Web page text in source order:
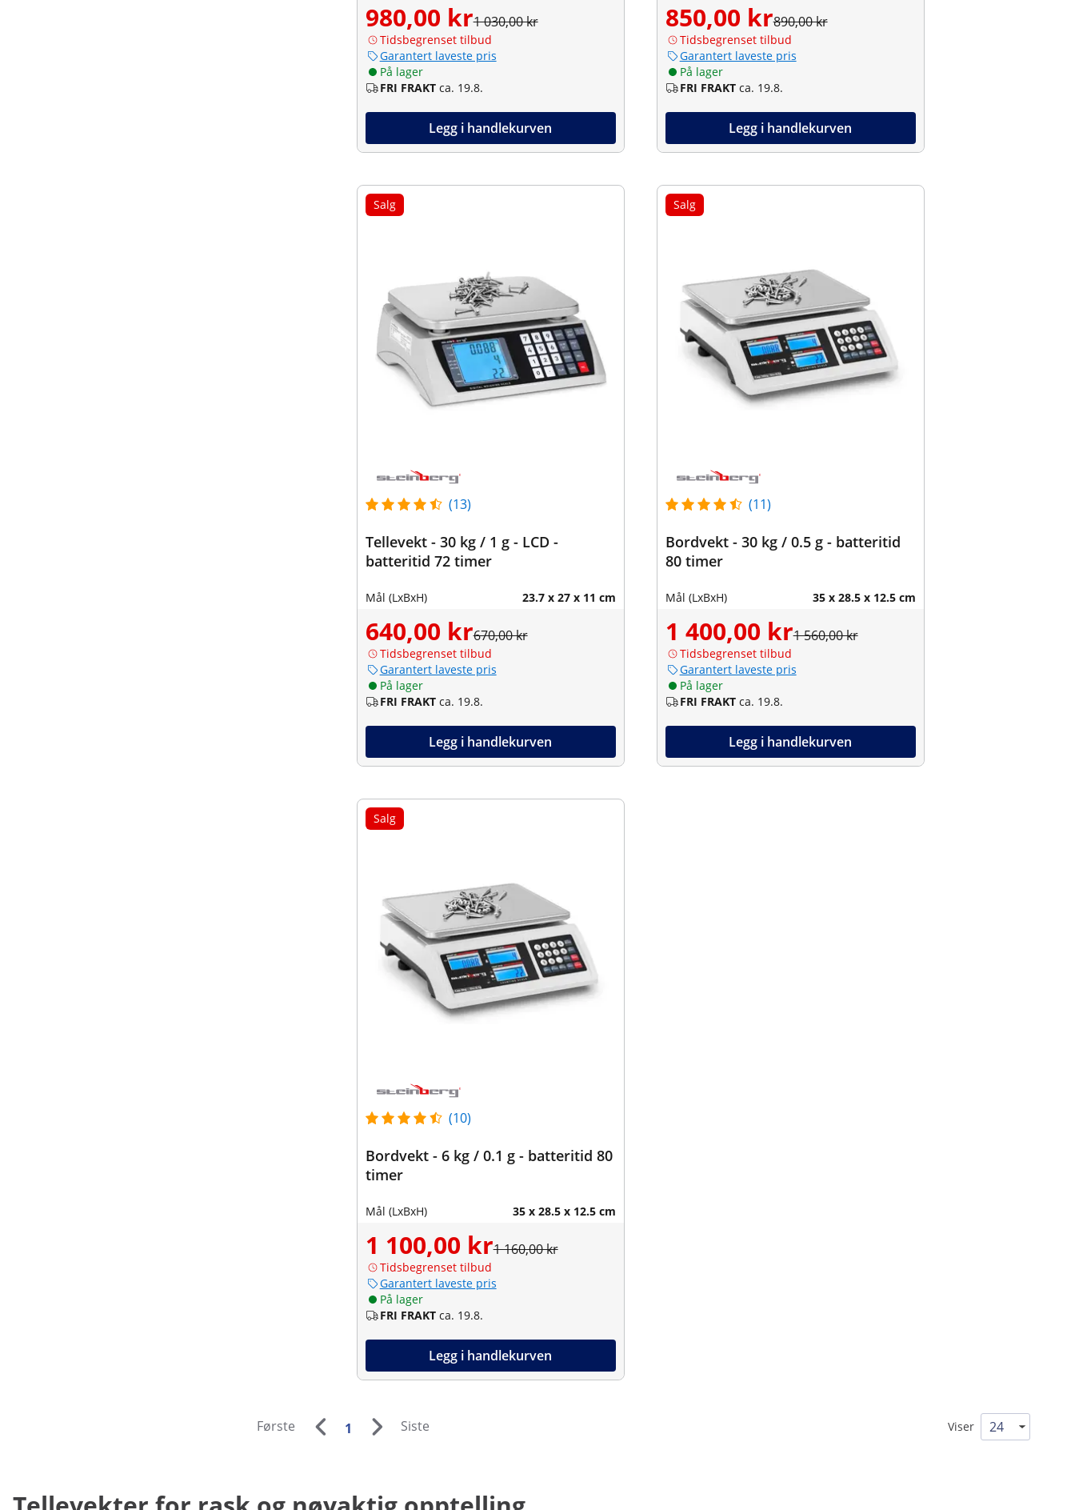
980,00 kr1 030,00 kr
Tidsbegrenset tilbud
Garantert laveste pris
På lager
FRI FRAKT ca. 19.8.
Legg i handlekurven
850,00 kr890,00 kr
Tidsbegrenset tilbud
Garantert laveste pris
På lager
FRI FRAKT ca. 19.8.
Legg i handlekurven
Salg
(13)
Tellevekt - 30 kg / 1 g - LCD -
batteritid 72 timer
Mål (LxBxH) 23.7 x 27 x 11 cm
640,00 kr670,00 kr
Tidsbegrenset tilbud
Garantert laveste pris
På lager
FRI FRAKT ca. 19.8.
Legg i handlekurven
Salg
(11)
Bordvekt - 30 kg / 0.5 g - batteritid
80 timer
Mål (LxBxH) 35 x 28.5 x 12.5 cm
1 400,00 kr1 560,00 kr
Tidsbegrenset tilbud
Garantert laveste pris
På lager
FRI FRAKT ca. 19.8.
Legg i handlekurven
Salg
(10)
Bordvekt - 6 kg / 0.1 g - batteritid 80
timer
Mål (LxBxH) 35 x 28.5 x 12.5 cm
1 100,00 kr1 160,00 kr
Tidsbegrenset tilbud
Garantert laveste pris
På lager
FRI FRAKT ca. 19.8.
Legg i handlekurven
Første 1 Siste Viser